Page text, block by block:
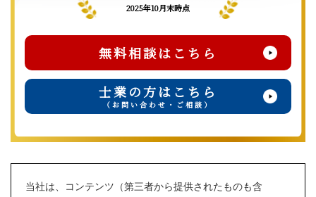
2025年10月末時点
無料相談はこちら
士業の方はこちら
（お問い合わせ・ご相談）
当社は、コンテンツ（第三者から提供されたものも含